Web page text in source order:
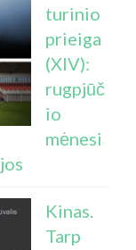
turinio
prieiga
(XIV):
rugpjūč
io
mėnesi
Kinas.
Tarp